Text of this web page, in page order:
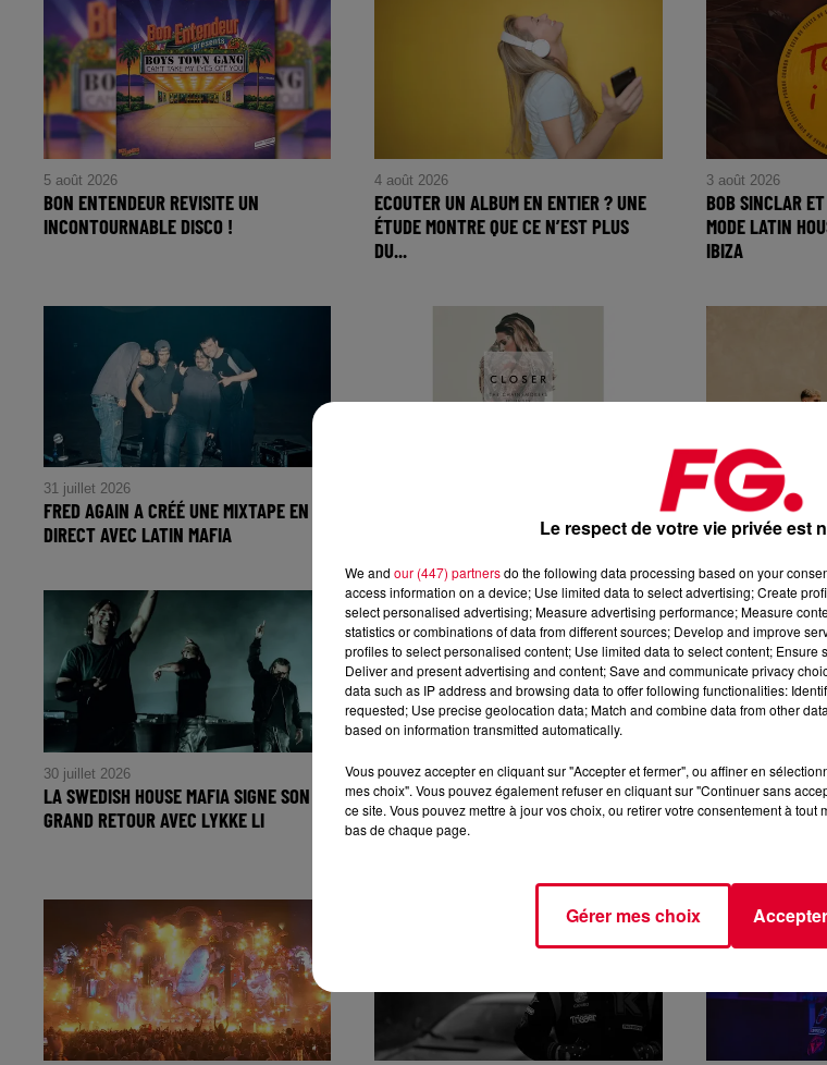
5 août 2026
BON ENTENDEUR REVISITE UN
INCONTOURNABLE DISCO !
4 août 2026
ECOUTER UN ALBUM EN ENTIER ? UNE
ÉTUDE MONTRE QUE CE N’EST PLUS
DU...
3 août 2026
BOB SINCLAR
MODE LATIN
IBIZA
31 juillet 2026
FRED AGAIN A CRÉÉ UNE MIXTAPE EN
DIRECT AVEC LATIN MAFIA
DES TUBES LES PLUS ÉCOUTÉS AU...
31 juillet 2026
CAREFUL, LE
SEMAINE SIGNÉ
30 juillet 2026
LA SWEDISH HOUSE MAFIA SIGNE SON
GRAND RETOUR AVEC LYKKE LI
explosif à découvrir.
30 juillet 2026
AGORIA ET SON LABEL SAPIENS
S'ASSOCIENT À LA TOUR EIFFEL POUR
UNE...
30 juillet 2026
AU TOUR DE
VOIX DE KHALID
Le respect de votre vie privée est
We and our (447) partnersdo the following data processing based on your
access information on a device; Use limited data to select advertising; Create
select personalised advertising; Measure advertising performance; Measure
statistics or combinations of data from different sources; Develop and improve
profiles to select personalised content; Use limited data to select content; Ensure
Deliver and present advertising and content; Save and communicate privacy
data such as IP address and browsing data to offer following functionalities:
requested; Use precise geolocation data; Match and combine data from other
based on information transmitted automatically.
Vous pouvez accepter en cliquant sur "Accepter et fermer", ou affiner en
mes choix". Vous pouvez également refuser en cliquant sur "Continuer sans
ce site. Vous pouvez mettre à jour vos choix, ou retirer votre consentement à
bas de chaque page.
Gérer mes choix